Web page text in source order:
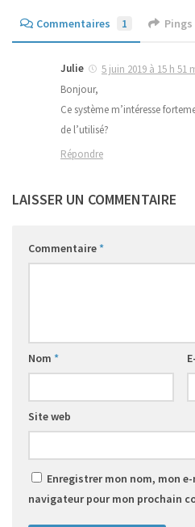
Commentaires 1 Pings
Julie
5 juin 2019 à 15 h 51
Bonjour,
Ce système m’intéresse
de l’utilisé?
Répondre
LAISSER UN COMMENTAIRE
Commentaire*
Nom *
Site web
Enregistrer mon nom, mon
navigateur pour mon prochain